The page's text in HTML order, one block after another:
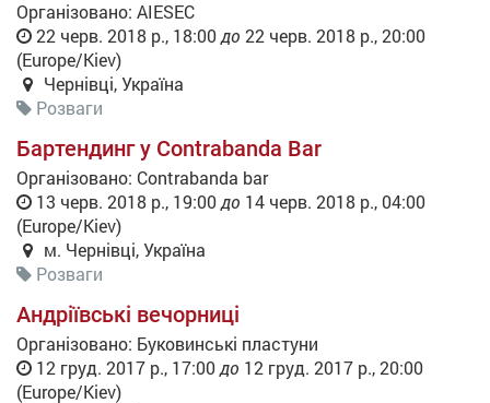
Організовано: AIESEC
22 черв. 2018 р., 18:00до 22 черв. 2018 р., 20:00
(Europe/Kiev)
Чернівці,Україна
Розваги
Бартендинг у Contrabanda Bar
Організовано: Contrabanda bar
13 черв. 2018 р., 19:00до 14 черв. 2018 р., 04:00
(Europe/Kiev)
м. Чернівці,Україна
Розваги
Андріївські вечорниці
Організовано: Буковинські пластуни
12 груд. 2017 р., 17:00до 12 груд. 2017 р., 20:00
(Europe/Kiev)